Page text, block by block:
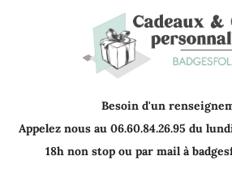
Besoin d'un
Appelez nous au 06.60.84.26.95 du
18h non stop ou par mail à